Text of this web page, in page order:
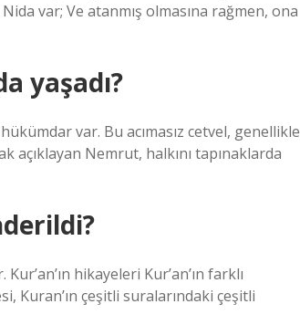
var; Ve atanmış olmasına rağmen, ona
yaşadı?
var. Bu acımasız cetvel, genellikle
açıklayan Nemrut, halkını tapınaklarda
hikayeleri Kur’an’ın farklı
Kuran’ın çeşitli suralarındaki çeşitli